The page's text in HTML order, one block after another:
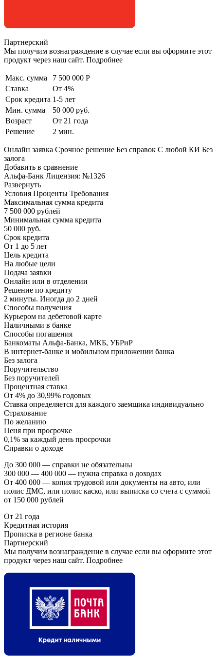
Партнерский
Мы получим вознаграждение в случае если вы оформите этот
продукт через наш сайт. Подробнее
Макс. сумма
7 500 000 Р
Ставка
От 4%
Срок кредита 1-5 лет
Мин. сумма
50 000 руб.
Возраст
От 21 года
Решение
2 мин.
Онлайн заявка Срочное решение Без справок С любой КИ Без
залога
Добавить в сравнение
Альфа-Банк Лицензия: №1326
Развернуть
Условия Проценты Требования
Максимальная сумма кредита
7 500 000 рублей
Минимальная сумма кредита
50 000 руб.
Срок кредита
От 1 до 5 лет
Цель кредита
На любые цели
Подача заявки
Онлайн или в отделении
Решение по кредиту
2 минуты. Иногда до 2 дней
Способы получения
Курьером на дебетовой карте
Наличными в банке
Способы погашения
Банкоматы Альфа-Банка, МКБ, УБРиР
В интернет-банке и мобильном приложении банка
Без залога
Поручительство
Без поручителей
Процентная ставка
От 4% до 30,99% годовых
Ставка определяется для каждого заемщика индивидуально
Страхование
По желанию
Пеня при просрочке
0,1% за каждый день просрочки
Справки о доходе
До 300 000 — справки не обязательны
300 000 — 400 000 — нужна справка о доходах
От 400 000 — копия трудовой или документы на авто, или
полис ДМС, или полис каско, или выписка со счета с суммой
от 150 000 рублей
От 21 года
Кредитная история
Прописка в регионе банка
Партнерский
Мы получим вознаграждение в случае если вы оформите этот
продукт через наш сайт. Подробнее